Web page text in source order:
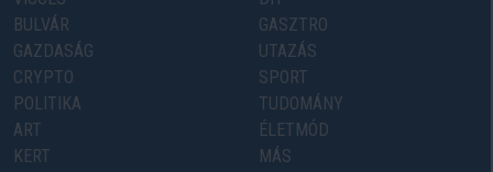
BULVÁR
GAZDASÁG
CRYPTO
POLITIKA
ART
KERT
GASZTRO
UTAZÁS
SPORT
TUDOMÁNY
ÉLETMÓD
MÁS